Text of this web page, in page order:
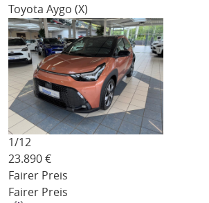
Toyota Aygo (X)
1/12
23.890 €
Fairer Preis
Fairer Preis